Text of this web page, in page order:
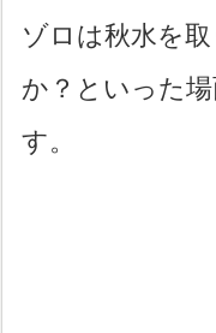
ゾロは秋水を
か？といった
す。